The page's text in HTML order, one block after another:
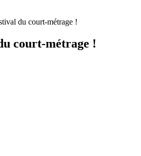
du court-métrage !
court-métrage !